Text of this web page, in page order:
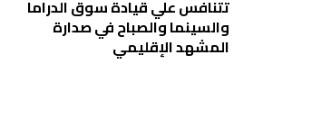
تتنافس علي قيادة سوق الدراما
والسينما والصباح في صدارة
المشهد الإقليمي